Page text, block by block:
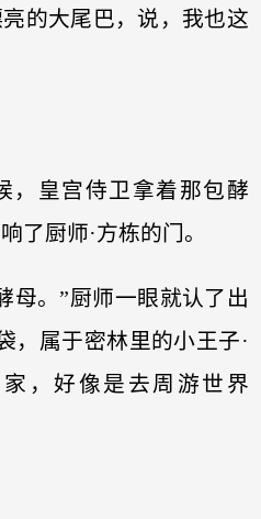
的大尾巴，说，我也这
，皇宫侍卫拿着那包酵
了厨师·方栋的门。
母。”厨师一眼就认了出
，属于密林里的小王子·
，好像是去周游世界